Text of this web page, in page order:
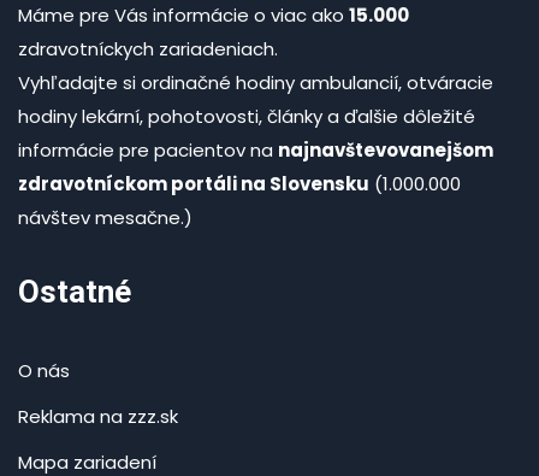
Máme pre Vás informácie o viac ako 15.000
zdravotníckych zariadeniach.
Vyhľadajte si ordinačné hodiny ambulancií, otváracie
hodiny lekární, pohotovosti, články a ďalšie dôležité
informácie pre pacientov na najnavštevovanejšom
zdravotníckom portáli na Slovensku (1.000.000
návštev mesačne.)
Ostatné
O nás
Reklama na zzz.sk
Mapa zariadení